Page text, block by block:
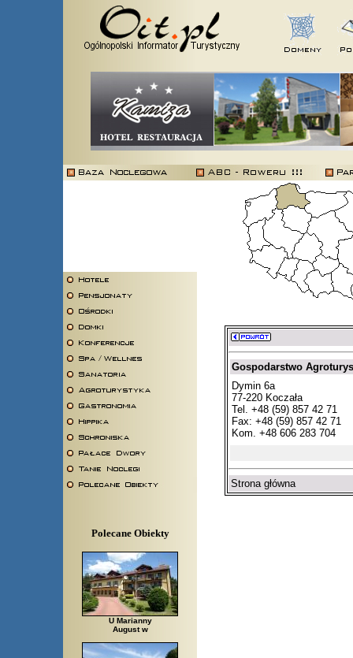
Polecane Obiekty
U Marianny
August w
Gospodarstwo
Dymin 6a
77-220 Koczała
Tel. +48 (59) 857 42 71
Fax: +48 (59) 857 42 71
Kom. +48 606 283 704
Strona główna